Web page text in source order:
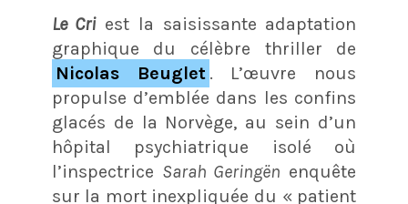
Le Cri est la saisissante adaptation
graphique du célèbre thriller de
Nicolas Beuglet . L’œuvre nous
propulse d’emblée dans les confins
glacés de la Norvège, au sein d’un
hôpital psychiatrique isolé où
l’inspectrice Sarah Geringën enquête
sur la mort inexpliquée du « patient